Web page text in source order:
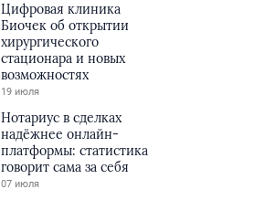
Цифровая клиника
Биочек об открытии
хирургического
стационара и новых
возможностях
19 июля
Нотариус в сделках
надёжнее онлайн-
платформы: статистика
говорит сама за себя
07 июля